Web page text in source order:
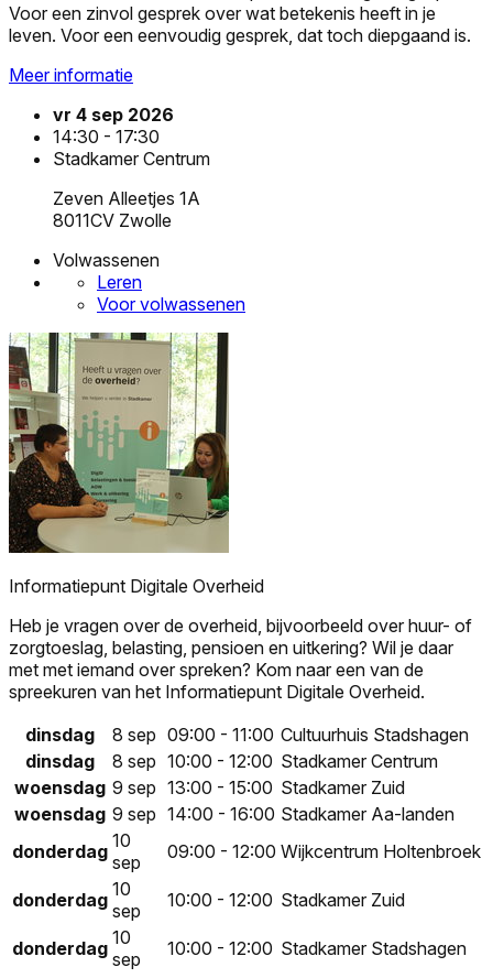
Voor een zinvol gesprek over wat betekenis heeft in je
leven. Voor een eenvoudig gesprek, dat toch diepgaand is.
Meer informatie
vr 4 sep 2026
14:30 - 17:30
Stadkamer Centrum
Zeven Alleetjes 1A
8011CV Zwolle
Volwassenen
Leren
Voor volwassenen
Informatiepunt Digitale Overheid
Heb je vragen over de overheid, bijvoorbeeld over huur- of
zorgtoeslag, belasting, pensioen en uitkering? Wil je daar
met met iemand over spreken? Kom naar een van de
spreekuren van het Informatiepunt Digitale Overheid.
dinsdag
8 sep 09:00 - 11:00 Cultuurhuis Stadshagen
dinsdag
8 sep 10:00 - 12:00 Stadkamer Centrum
woensdag 9 sep 13:00 - 15:00 Stadkamer Zuid
woensdag 9 sep 14:00 - 16:00 Stadkamer Aa-landen
donderdag 10
sep
09:00 - 12:00 Wijkcentrum Holtenbroek
donderdag 10
sep
10:00 - 12:00 Stadkamer Zuid
donderdag 10
sep
10:00 - 12:00 Stadkamer Stadshagen